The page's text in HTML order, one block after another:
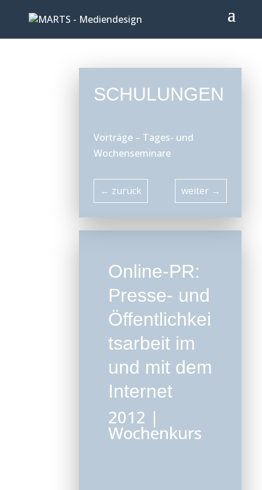
SCHULUNGEN
Vorträge – Tages- und
Wochenseminare
← zurück weiter →
Online-PR:
Presse- und
Öffentlichkei
tsarbeit im
und mit dem
Internet
2012 |
Wochenkurs